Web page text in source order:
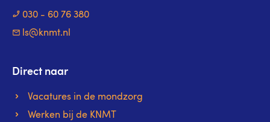
030 - 60 76 380
ls@knmt.nl
Direct naar
Vacatures in de mondzorg
Werken bij de KNMT